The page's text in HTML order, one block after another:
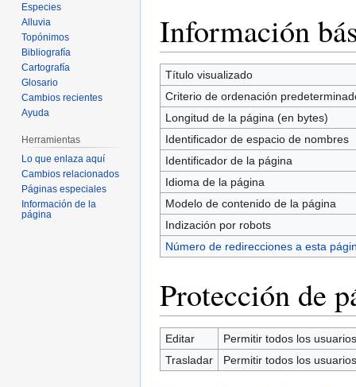
la
navegación
la
búsqueda
Información
Título visualizado
Criterio de ordenación
Longitud de la página (en bytes)
Identificador de espacio de nombres
Identificador de la página
Idioma de la página
Modelo de contenido de la página
Indización por robots
Número de redirecciones a esta
Protección de
Editar
Permitir todos los
Trasladar
Permitir todos los
Especies
Alluvia
Topónimos
Bibliografía
Cartografía
Glosario
Cambios recientes
Ayuda
Herramientas
Lo que enlaza aquí
Cambios relacionados
Páginas especiales
Información de la
página